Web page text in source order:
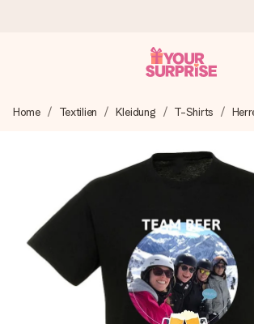
Wir bereiten dein Geschenk sorgfältig vor
4,8 (basierend auf +15.000
Unsere Geschenke begeistern. Kunden
4,8 bei Google Reviews (Gesamtergebnis
die wir versenden).
Home Textilien Kleidung T-Shirts